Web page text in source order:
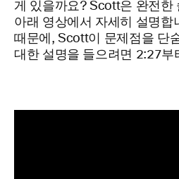
게 있을까요? Scott은 완전한
아래 영상에서 자세히 설명합
때문에, Scott이 문제점을 단
대한 설명을 들으려면 2:27부